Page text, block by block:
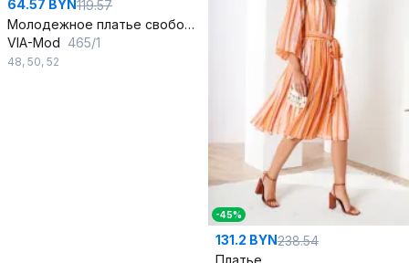
64.57 BYN119.57
Молодежное платье свободного силуэта с стразами
VIA-Mod 465/1
48, 50, 52
-45%
131.2 BYN238.54